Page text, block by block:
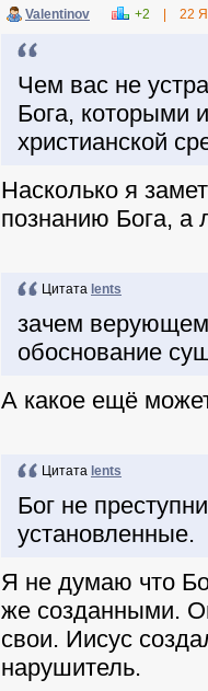
Valentinov +2 22
Чем вас не
Бога, которыми
христианской
Насколько я
познанию Бога, а
Цитата lents
зачем
обоснование
А какое ещё
Цитата lents
Бог не
установленные.
Я не думаю что
же созданными.
свои. Иисус
нарушитель.